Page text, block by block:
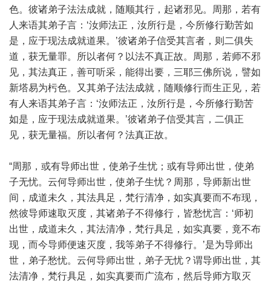
色。彼诸弟子法法成就，随顺其行，起诸邪见。周那，若有
人来语其弟子言：‘汝师法正，汝所行是，今所修行勤苦如
是，应于现法成就道果。’彼诸弟子信受其言者，则二俱失
道，获无量罪。所以者何？以法不真正故。周那，若师不邪
见，其法真正，善可听采，能得出要，三耶三佛所说，譬如
新塔易为杇色。又其弟子法法成就，随顺修行而生正见，若
有人来语其弟子言：‘汝师法正，汝所行是，今所修行勤苦
如是，应于现法成就道果。’彼诸弟子信受其言，二俱正
见，获无量福。所以者何？法真正故。
“周那，或有导师出世，使弟子生忧；或有导师出世，使弟
子无忧。云何导师出世，使弟子生忧？周那，导师新出世
间，成道未久，其法具足，梵行清净，如实真要而不布现，
然彼导师速取灭度，其诸弟子不得修行，皆愁忧言：‘师初
出世，成道未久，其法清净，梵行具足，如实真要，竟不布
现，而今导师便速灭度，我等弟子不得修行。’是为导师出
世，弟子愁忧。云何导师出世，弟子无忧？谓导师出世，其
法清净，梵行具足，如实真要而广流布，然后导师方取灭